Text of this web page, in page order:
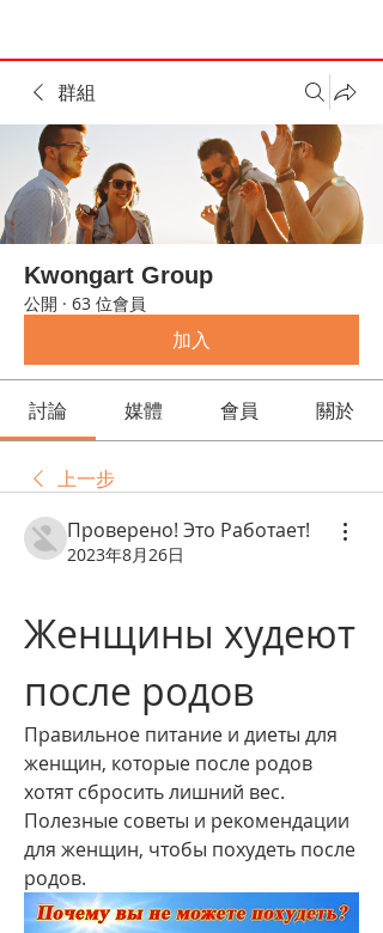
群組
Kwongart Group
公開 · 63 位會員
加入
討論 媒體 會員 關於
上一步
Проверено! Это Работает!
2023年8月26日
Женщины худеют
после родов
Правильное питание и диеты для
женщин, которые после родов
хотят сбросить лишний вес.
Полезные советы и рекомендации
для женщин, чтобы похудеть после
родов.